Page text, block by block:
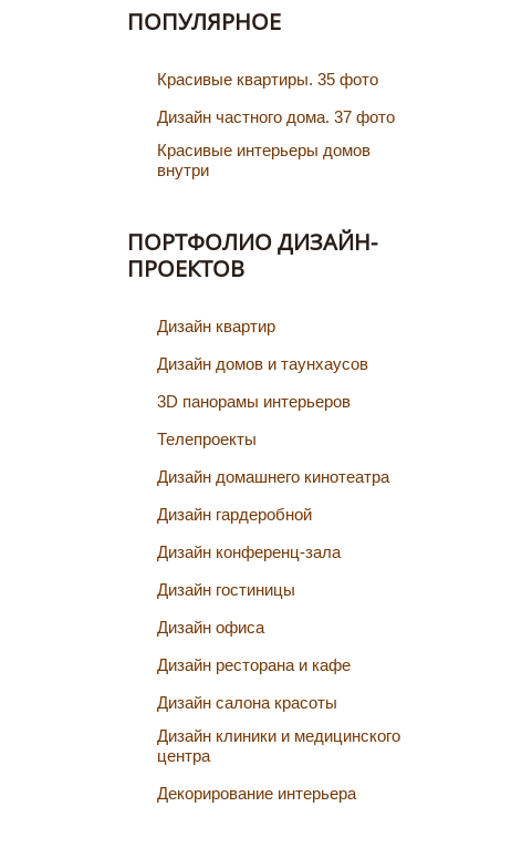
ПОПУЛЯРНОЕ
Красивые квартиры. 35 фото
Дизайн частного дома. 37 фото
Красивые интерьеры домов
внутри
ПОРТФОЛИО ДИЗАЙН-
ПРОЕКТОВ
Дизайн квартир
Дизайн домов и таунхаусов
3D панорамы интерьеров
Телепроекты
Дизайн домашнего кинотеатра
Дизайн гардеробной
Дизайн конференц-зала
Дизайн гостиницы
Дизайн офиса
Дизайн ресторана и кафе
Дизайн салона красоты
Дизайн клиники и медицинского
центра
Декорирование интерьера